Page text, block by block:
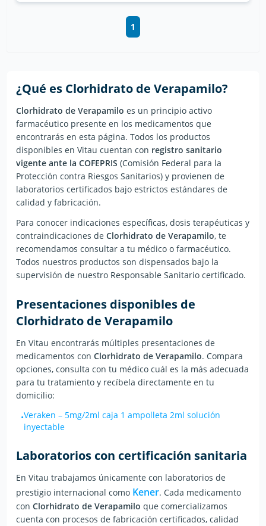
1
¿Qué es Clorhidrato de Verapamilo?
Clorhidrato de Verapamilo es un principio activo
farmacéutico presente en los medicamentos que
encontrarás en esta página. Todos los productos
disponibles en Vitau cuentan con registro sanitario
vigente ante la COFEPRIS (Comisión Federal para la
Protección contra Riesgos Sanitarios) y provienen de
laboratorios certificados bajo estrictos estándares de
calidad y fabricación.
Para conocer indicaciones específicas, dosis terapéuticas y
contraindicaciones de Clorhidrato de Verapamilo, te
recomendamos consultar a tu médico o farmacéutico.
Todos nuestros productos son dispensados bajo la
supervisión de nuestro Responsable Sanitario certificado.
Presentaciones disponibles de
Clorhidrato de Verapamilo
En Vitau encontrarás múltiples presentaciones de
medicamentos con Clorhidrato de Verapamilo. Compara
opciones, consulta con tu médico cuál es la más adecuada
para tu tratamiento y recíbela directamente en tu
domicilio:
•Veraken– 5mg/2ml caja 1 ampolleta 2ml solución
inyectable
Laboratorios con certificación sanitaria
En Vitau trabajamos únicamente con laboratorios de
prestigio internacional como Kener.Cada medicamento
con Clorhidrato de Verapamilo que comercializamos
cuenta con procesos de fabricación certificados, calidad